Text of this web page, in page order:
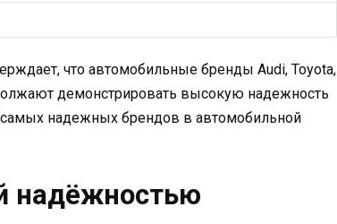
что автомобильные бренды Audi, Toyota,
демонстрировать высокую надежность
надежных брендов в автомобильной
надёжностью